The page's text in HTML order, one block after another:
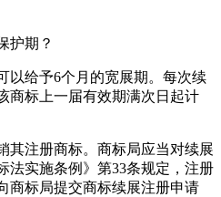
以给予6个月的宽展期。每次续
商标上一届有效期满次日起计
其注册商标。商标局应当对续展
法实施条例》第33条规定，注册
商标局提交商标续展注册申请